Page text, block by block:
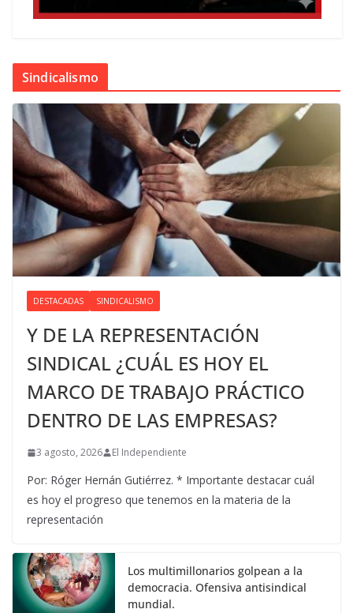
Sindicalismo
DESTACADAS SINDICALISMO
Y DE LA REPRESENTACIÓN
SINDICAL ¿CUÁL ES HOY EL
MARCO DE TRABAJO PRÁCTICO
DENTRO DE LAS EMPRESAS?
3 agosto, 2026 El Independiente
Por: Róger Hernán Gutiérrez. * Importante destacar cuál
es hoy el progreso que tenemos en la materia de la
representación
Los multimillonarios golpean a la
democracia. Ofensiva antisindical
mundial.